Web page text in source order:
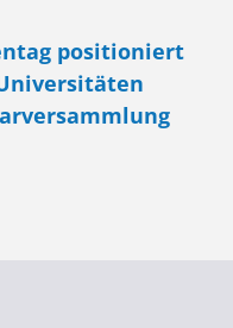
positioniert